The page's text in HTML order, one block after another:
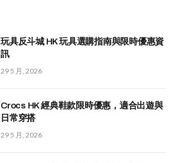
玩具反斗城 HK 玩具選購指南與限時優惠資
訊
29 5 月, 2026
Crocs HK 經典鞋款限時優惠，適合出遊與
日常穿搭
29 5 月, 2026